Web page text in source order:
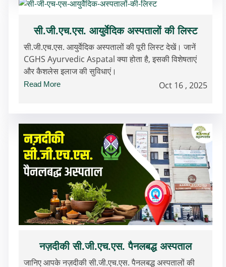
सी.जी.एच.एस. आयुर्वेदिक अस्पतालों की लिस्ट
सी.जी.एच.एस. आयुर्वेदिक अस्पतालों की पूरी लिस्ट देखें। जानें
CGHS Ayurvedic Aspatal क्या होता है, इसकी विशेषताएं
और कैशलेस इलाज की सुविधाएं।
Read More Oct 16 , 2025
नज़दीकी सी.जी.एच.एस. पैनलबद्ध अस्पताल
जानिए आपके नज़दीकी सी.जी.एच.एस. पैनलबद्ध अस्पतालों की